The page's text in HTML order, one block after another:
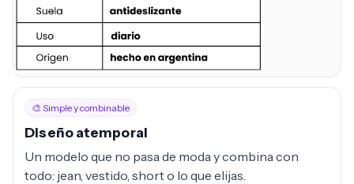
🎨 Simple y combinable
Diseño atemporal
Un modelo que no pasa de moda y combina con
todo: jean, vestido, short o lo que elijas.